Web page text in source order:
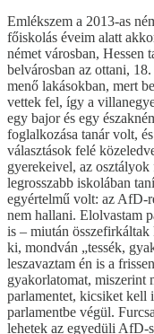
Emlékszem a 2013-as
főiskolás éveim alatt
német városban, Hessen
belvárosban az ottani, 18.
menő lakásokban, mert
vettek fel, így a
egy bajor és egy
foglalkozása tanár volt,
választások felé
gyerekeivel, az osztályok
legrosszabb iskolában
egyértelmű volt: az AfD-
nem hallani. Elolvastam
is – miután
ki, mondván „tessék,
leszavaztam én is a
gyakorlatomat, miszerint
parlamentet, kicsiket kell
parlamentbe végül.
lehetek az egyedüli AfD-